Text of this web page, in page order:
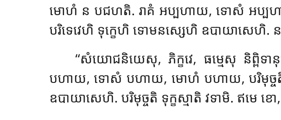
មោហំ ន បជហតិ. រាគំ អប្បហាយ, ទោសំ អប្ប
បរិទេវេហិ ទុក្ខេហិ ទោមនស្សេហិ ឧបាយាសេហិ. ន
‘‘សំយោជនិយេសុ, ភិក្ខវេ, ធម្មេសុ និព្
បហាយ, ទោសំ បហាយ, មោហំ បហាយ, បរិមុច្
ឧបាយាសេហិ. បរិមុច្ចតិ ទុក្ខស្មាតិ វទាមិ. ឥមេ ខោ, ភិក្